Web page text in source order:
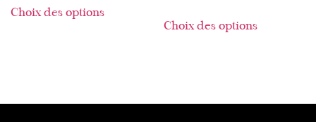
Choix des options
Choix des options